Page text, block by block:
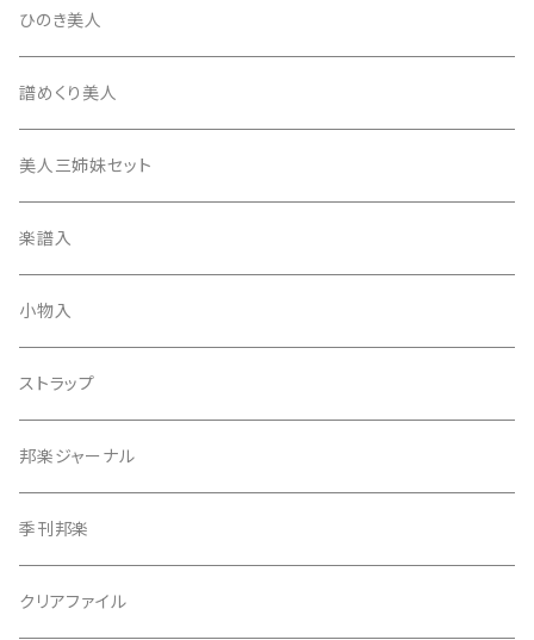
13絃用琴台（高）
消音フェルト
三角撥入（ファスナー式）
長唄・民謡撥
地唄撥
撥さや
撥滑り止めゴム
ひざゴム・胴ゴム・おひざもと
天神袋
天神巾着
指すり
つぼシール
撥皮・撥皮のり
胴板
ひのき美人
譜めくり美人
美人三姉妹セット
楽譜入
小物入
ストラップ
邦楽ジャーナル
季刊邦楽
クリアファイル